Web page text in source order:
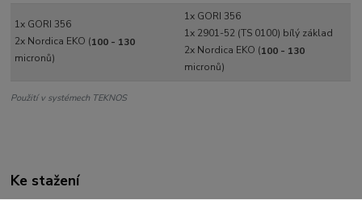
Použití v systémech TEKNOS
1x GORI 356
2x Nordica EKO (100 - 130
micronů)
1x GORI 356
1x 2901-52 (TS 0100) bílý základ
2x Nordica EKO (100 - 130
micronů)
Ke stažení